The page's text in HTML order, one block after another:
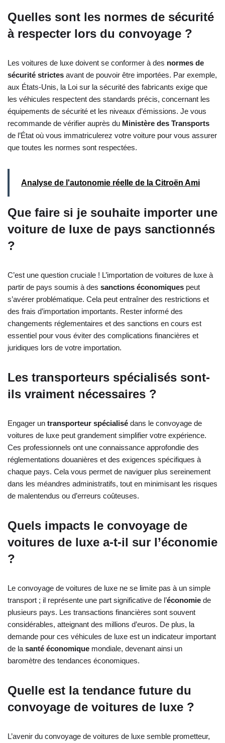
Quelles sont les normes de sécurité
à respecter lors du convoyage ?
Les voitures de luxe doivent se conformer à des normes de
sécurité strictes avant de pouvoir être importées. Par exemple,
aux États-Unis, la Loi sur la sécurité des fabricants exige que
les véhicules respectent des standards précis, concernant les
équipements de sécurité et les niveaux d’émissions. Je vous
recommande de vérifier auprès du Ministère des Transports
de l’État où vous immatriculerez votre voiture pour vous assurer
que toutes les normes sont respectées.
Analyse de l'autonomie réelle de la Citroën Ami
Que faire si je souhaite importer une
voiture de luxe de pays sanctionnés
?
C’est une question cruciale ! L’importation de voitures de luxe à
partir de pays soumis à des sanctions économiques peut
s’avérer problématique. Cela peut entraîner des restrictions et
des frais d’importation importants. Rester informé des
changements réglementaires et des sanctions en cours est
essentiel pour vous éviter des complications financières et
juridiques lors de votre importation.
Les transporteurs spécialisés sont-
ils vraiment nécessaires ?
Engager un transporteur spécialisé dans le convoyage de
voitures de luxe peut grandement simplifier votre expérience.
Ces professionnels ont une connaissance approfondie des
réglementations douanières et des exigences spécifiques à
chaque pays. Cela vous permet de naviguer plus sereinement
dans les méandres administratifs, tout en minimisant les risques
de malentendus ou d’erreurs coûteuses.
Quels impacts le convoyage de
voitures de luxe a-t-il sur l’économie
?
Le convoyage de voitures de luxe ne se limite pas à un simple
transport ; il représente une part significative de l’économie de
plusieurs pays. Les transactions financières sont souvent
considérables, atteignant des millions d’euros. De plus, la
demande pour ces véhicules de luxe est un indicateur important
de la santé économique mondiale, devenant ainsi un
baromètre des tendances économiques.
Quelle est la tendance future du
convoyage de voitures de luxe ?
L’avenir du convoyage de voitures de luxe semble prometteur,